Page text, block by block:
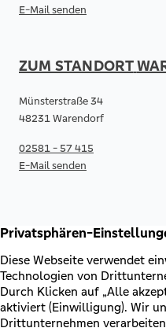
E-Mail senden
ZUM STANDORT
Münsterstraße 34
48231 Warendorf
02581 - 57 415
E-Mail senden
RECHTLICHES &
Kontakt
AGB &
Erklärung zur